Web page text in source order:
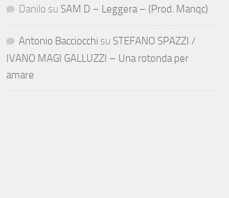
Danilo su SAM D – Leggera – (Prod. Manqc)
Antonio Bacciocchi su STEFANO SPAZZI /
IVANO MAGI GALLUZZI – Una rotonda per
amare